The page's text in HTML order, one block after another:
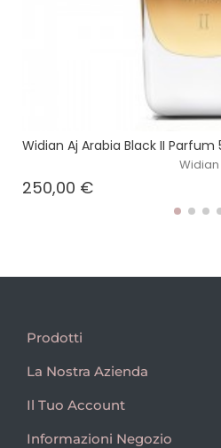
Widian Aj Arabia Black II Parfum
Widian
250,00 €Prezzo
Prodotti
La Nostra Azienda
Il Tuo Account
Informazioni Negozio